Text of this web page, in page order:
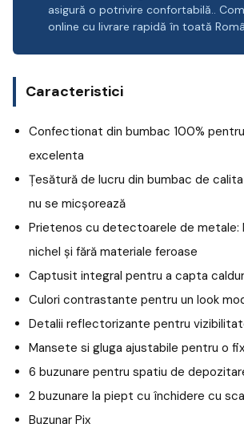
asigură o potrivire confortabilă..
online cu livrare rapidă în toată
Caracteristici
Confectionat din bumbac 100%
excelenta
Țesătură de lucru din bumbac de
nu se micșorează
Prietenos cu detectoarele de metale:
nichel și fără materiale feroase
Captusit integral pentru a capta
Culori contrastante pentru un look
Detalii reflectorizante pentru
Mansete si gluga ajustabile pentru o
6 buzunare pentru spatiu de
2 buzunare la piept cu închidere cu
Buzunar Pix